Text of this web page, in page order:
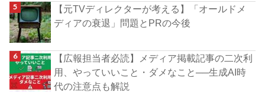
【元TVディレクターが考える】「オールドメ
ディアの衰退」問題とPRの今後
【広報担当者必読】メディア掲載記事の二次利
用、やっていいこと・ダメなこと──生成AI時
代の注意点も解説